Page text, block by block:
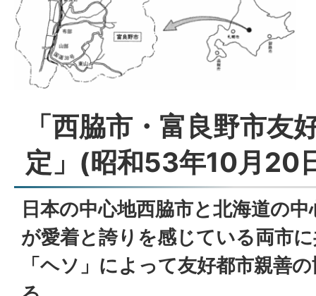
「西脇市・富良野市友
定」(昭和53年10月20
日本の中心地西脇市と北海道の
が愛着と誇りを感じている両市
「ヘソ」によって友好都市親善